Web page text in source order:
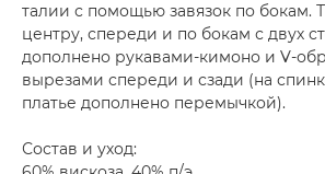
талии с помощью завязок по бокам.
центру, спереди и по бокам с двух
дополнено рукавами-кимоно и V-
вырезами спереди и сзади (на
платье дополнено перемычкой).
Состав и уход: